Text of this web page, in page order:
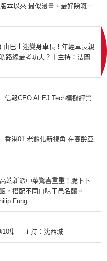
本以來 最似漫畫、最好睇嘅一
由巴士迷變身車長！年輕車長親
路線最考功夫？︱主持：法蘭
信報CEO AI EJ Tech模擬經營
香港01 老齡化新視角 在高齡亞
端新派中菜驚喜重重！脆卜卜
，搭配不同口味干邑名釀。︱
Fung
10集 ︱主持：沈西城